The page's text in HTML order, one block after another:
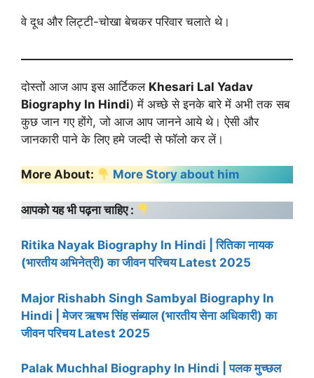
वे दूध और लिट्टी-चोखा बेचकर परिवार चलाते थे।
दोस्तों आज आप इस आर्टिकल Khesari Lal Yadav
Biography In Hindi) में अच्छे से इनके बारे में अभी तक सब
कुछ जान गए होंगे, जो आज आप जानने आये थे। ऐसी और
जानकारी पाने के लिए हमे जल्दी से फॉलो कर लें।
More About: More Story about him
आपको यह भी पढ़ना चाहिए :
Ritika Nayak Biography In Hindi | रितिका नायक
(भारतीय अभिनेत्री) का जीवन परिचय Latest 2025
Major Rishabh Singh Sambyal Biography In
Hindi | मेजर ऋषभ सिंह संब्याल (भारतीय सेना अधिकारी) का
जीवन परिचय Latest 2025
Palak Muchhal Biography In Hindi | पलक मुच्छल